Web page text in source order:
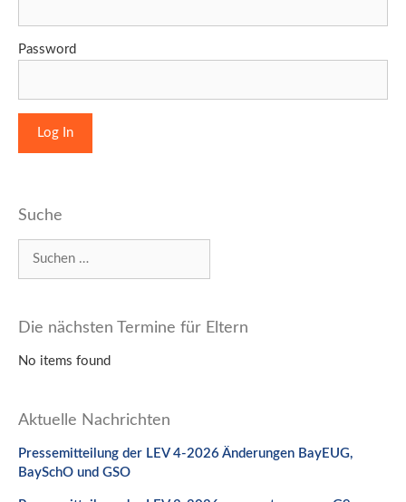
Password
Suche
Die nächsten Termine für Eltern
No items found
Aktuelle Nachrichten
Pressemitteilung der LEV 4-2026 Änderungen BayEUG,
BaySchO und GSO